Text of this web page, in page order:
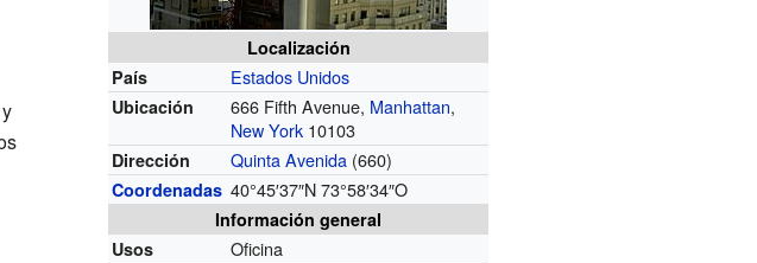
Localización
País
Estados Unidos
Ubicación 666 Fifth Avenue, Manhattan,
New York 10103
Dirección Quinta Avenida (660)
Coordenadas 40°45′37″N 73°58′34″O
Información general
Usos
Oficina